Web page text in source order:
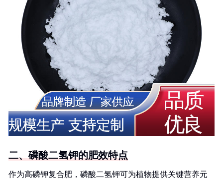
二、磷酸二氢钾的肥效特点
作为高磷钾复合肥，磷酸二氢钾可为植物提供关键营养元